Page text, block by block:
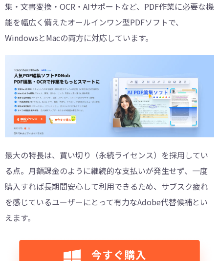
集・文書変換・OCR・AIサポートなど、PDF作業に必要な機
能を幅広く備えたオールインワン型PDFソフトで、
WindowsとMacの両方に対応しています。
最大の特長は、買い切り（永続ライセンス）を採用してい
る点。月額課金のように継続的な支払いが発生せず、一度
購入すれば長期間安心して利用できるため、サブスク疲れ
を感じているユーザーにとって有力なAdobe代替候補とい
えます。